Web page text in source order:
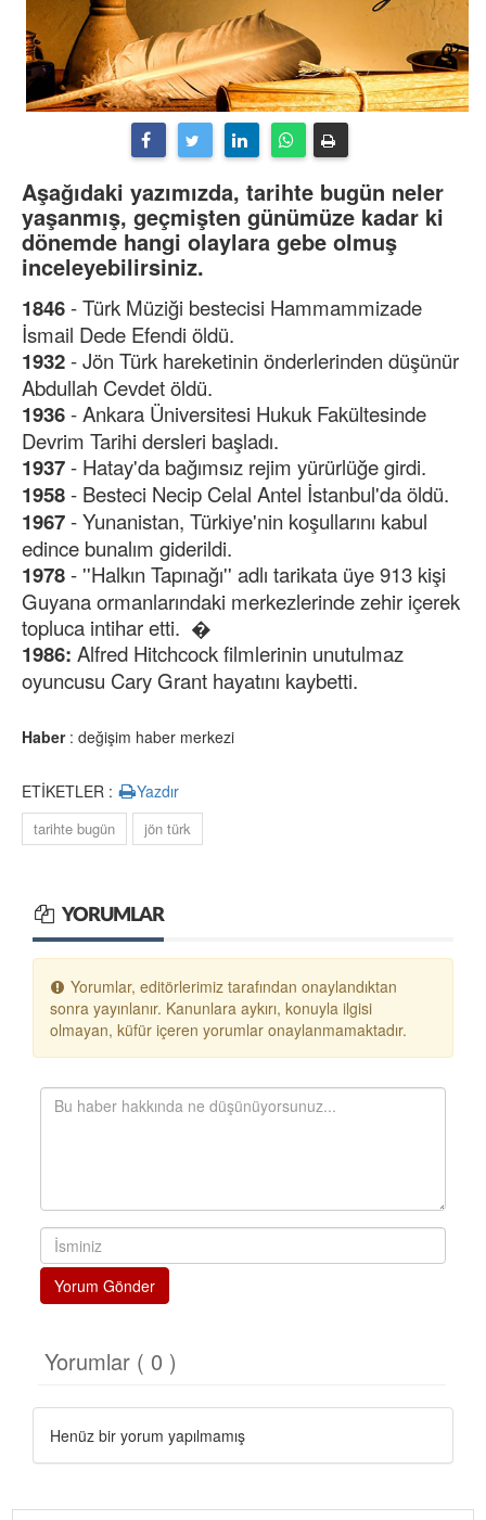
Aşağıdaki yazımızda, tarihte bugün neler
yaşanmış, geçmişten günümüze kadar ki
dönemde hangi olaylara gebe olmuş
inceleyebilirsiniz.
1846- Türk Müziği bestecisi Hammammizade
İsmail Dede Efendi öldü.
1932- Jön Türk hareketinin önderlerinden düşünür
Abdullah Cevdet öldü.
1936- Ankara Üniversitesi Hukuk Fakültesinde
Devrim Tarihi dersleri başladı.
1937- Hatay'da bağımsız rejim yürürlüğe girdi.
1958- Besteci Necip Celal Antel İstanbul'da öldü.
1967- Yunanistan, Türkiye'nin koşullarını kabul
edince bunalım giderildi.
1978- ''Halkın Tapınağı'' adlı tarikata üye 913 kişi
Guyana ormanlarındaki merkezlerinde zehir içerek
topluca intihar etti. �
1986: Alfred Hitchcock filmlerinin unutulmaz
oyuncusu Cary Grant hayatını kaybetti.
Haber: değişim haber merkezi
ETİKETLER : Yazdır
tarihte bugün jön türk
YORUMLAR
Yorumlar, editörlerimiz tarafından onaylandıktan
sonra yayınlanır. Kanunlara aykırı, konuyla ilgisi
olmayan, küfür içeren yorumlar onaylanmamaktadır.
Yorum Gönder
Yorumlar ( 0 )
Henüz bir yorum yapılmamış